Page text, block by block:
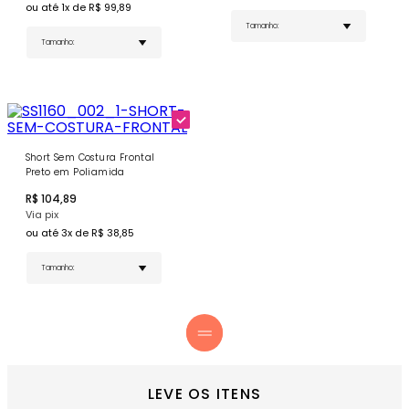
Preto Sem Costura
ou até1x de R$ 99,89
Short Sem Costura Frontal
Preto em Poliamida
R$ 104,89
Via pix
ou até3x de R$ 38,85
LEVE OS ITENS